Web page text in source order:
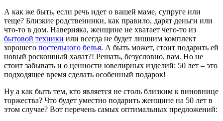
А как же быть, если речь идет о вашей маме, супруге или
теще? Близкие родственники, как правило, дарят деньги или
что-то в дом. Наверняка, женщине не хватает чего-то из
бытовой техники или всегда не будет лишним комплект
хорошего постельного белья. А быть может, стоит подарить ей
новый роскошный халат?! Решать, безусловно, вам. Но не
стоит забывать и о ценности ювелирных изделий: 50 лет – это
подходящее время сделать особенный подарок!
Ну а как быть тем, кто является не столь близким к виновнице
торжества? Что будет уместно подарить женщине на 50 лет в
этом случае? Вот перечень самых оптимальных предложений: